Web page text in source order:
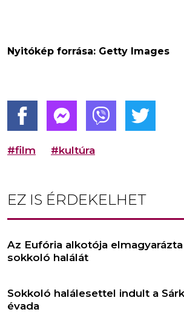
Nyitókép forrása: Getty Images
#film #kultúra
EZ IS ÉRDEKELHET
Az Eufória alkotója elmagyarázta
sokkoló halálát
Sokkoló halálesettel indult a
évada